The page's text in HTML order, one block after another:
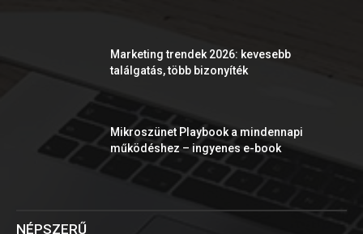
Marketing trendek 2026: kevesebb
találgatás, több bizonyíték
Mikroszünet Playbook a mindennapi
működéshez – ingyenes e-book
NÉPSZERŰ